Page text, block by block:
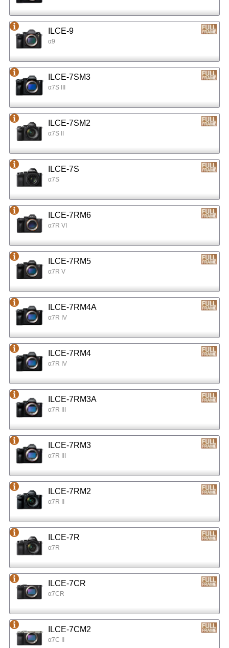
ILCE-9
α9
ILCE-7SM3
α7S III
ILCE-7SM2
α7S II
ILCE-7S
α7S
ILCE-7RM6
α7R VI
ILCE-7RM5
α7R V
ILCE-7RM4A
α7R IV
ILCE-7RM4
α7R IV
ILCE-7RM3A
α7R III
ILCE-7RM3
α7R III
ILCE-7RM2
α7R II
ILCE-7R
α7R
ILCE-7CR
α7CR
ILCE-7CM2
α7C II